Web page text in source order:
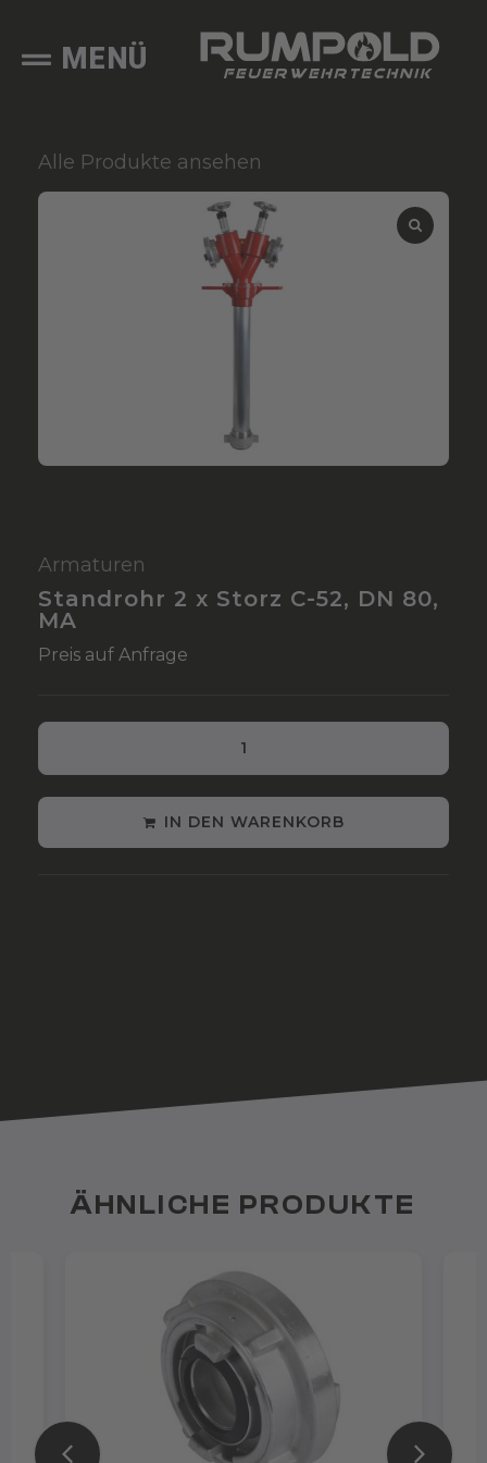
MENÜ
Alle Produkte ansehen
Armaturen
Standrohr 2 x Storz C-52, DN 80,
MA
Preis auf Anfrage
IN DEN WARENKORB
ÄHNLICHE PRODUKTE